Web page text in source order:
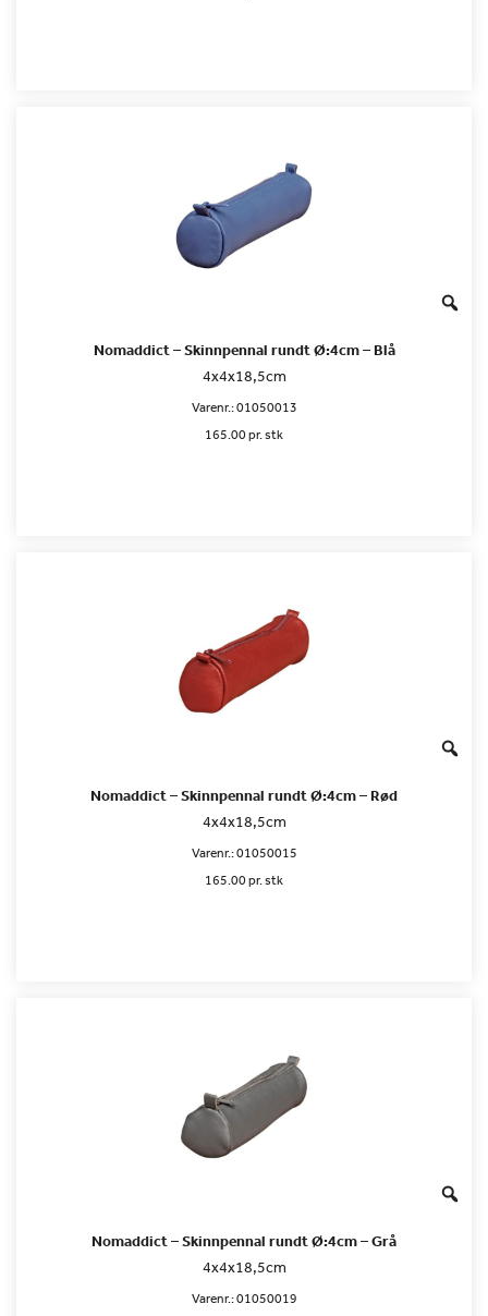
Nomaddict – Skinnpennal rundt Ø:4cm – Blå
4x4x18,5cm
Varenr.:01050013
165.00 pr. stk
Nomaddict – Skinnpennal rundt Ø:4cm – Rød
4x4x18,5cm
Varenr.:01050015
165.00 pr. stk
Nomaddict – Skinnpennal rundt Ø:4cm – Grå
4x4x18,5cm
Varenr.:01050019